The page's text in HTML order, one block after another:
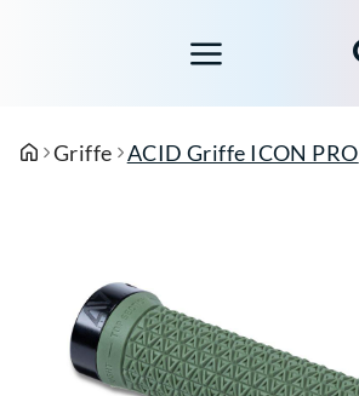
Griffe ACID Griffe ICON PRO